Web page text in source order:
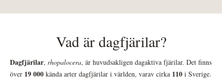
Vad är dagfjärilar?
Dagfjärilar, rhopalocera, är huvudsakligen dagaktiva fjärilar. Det finns
över 19 000 kända arter dagfjärilar i världen, varav cirka 110 i Sverige.